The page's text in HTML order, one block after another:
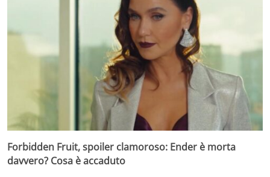
Forbidden Fruit, spoiler clamoroso: Ender è morta
davvero? Cosa è accaduto